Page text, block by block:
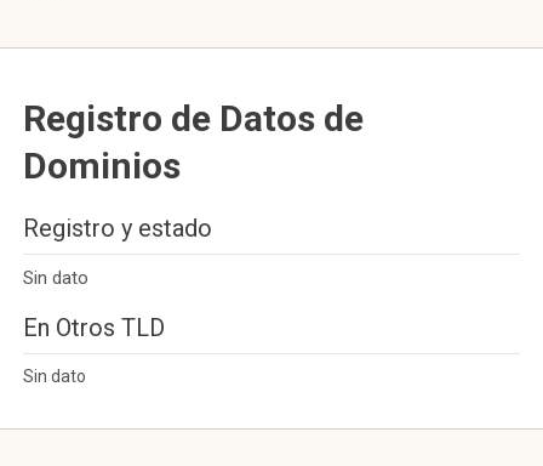
Registro de Datos de
Dominios
Registro y estado
Sin dato
En Otros TLD
Sin dato